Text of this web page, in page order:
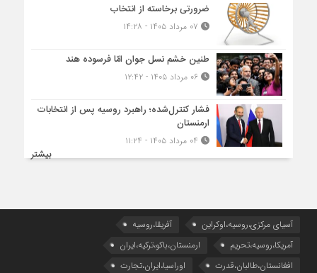
ضرورتی برخاسته از انتخاب
طنین خشم نسل جوان امّا فرسوده هند
۰۶ مرداد ۱۴۰۵ - ۱۲:۴۲
فشار کنترل‌شده؛ راهبرد روسیه پس از انتخابات
ارمنستان
بیشتر
آسیای مرکزی،روسیه،اوکراین
آفریقا،روسیه
آمریکا،روسیه،تحریم
ارمنستان،باکو،ترکیه،ایران
افغانستان،طالبان،قدرت
اوراسیا،ایران،تجارت